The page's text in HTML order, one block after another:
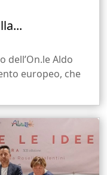
dell’On.le Aldo
europeo, che